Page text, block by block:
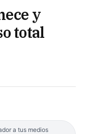
y
total
a tus medios